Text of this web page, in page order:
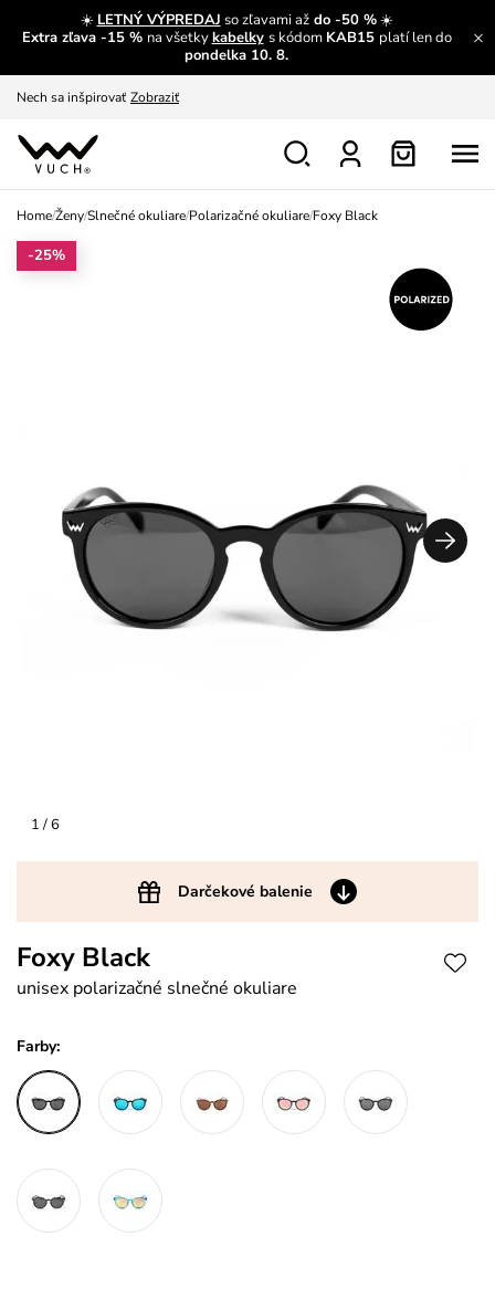
☀️ LETNÝ VÝPREDAJ so zľavami aždo -50 %☀️
Extra zľava -15 % na všetkykabelky s kódom KAB15 platí len do
pondelka 10. 8.
S čím chybu neurobíš? Pozri
Výmena a vrátenie zadarmo
Home/Ženy/Slnečné okuliare/Polarizačné okuliare/Foxy Black
1/ 6
Darčekové balenie
-25%
Foxy Black
unisex polarizačné slnečné okuliare
Farby: